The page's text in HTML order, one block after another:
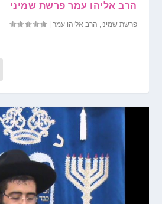
הרב אליהו עמר פרשת שמיני
פרשת שמיני, הרב אליהו עמר |
...